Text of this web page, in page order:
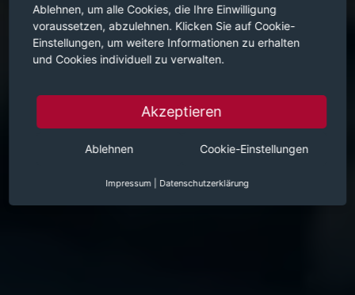
Ablehnen, um alle Cookies, die Ihre Einwilligung
voraussetzen, abzulehnen. Klicken Sie auf Cookie-
Einstellungen, um weitere Informationen zu erhalten
und Cookies individuell zu verwalten.
Akzeptieren
Ablehnen Cookie-Einstellungen
Impressum Datenschutzerklärung